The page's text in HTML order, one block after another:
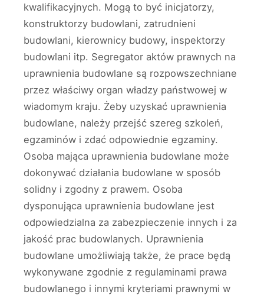
kwalifikacyjnych. Mogą to być inicjatorzy,
konstruktorzy budowlani, zatrudnieni
budowlani, kierownicy budowy, inspektorzy
budowlani itp. Segregator aktów prawnych na
uprawnienia budowlane są rozpowszechniane
przez właściwy organ władzy państwowej w
wiadomym kraju. Żeby uzyskać uprawnienia
budowlane, należy przejść szereg szkoleń,
egzaminów i zdać odpowiednie egzaminy.
Osoba mająca uprawnienia budowlane może
dokonywać działania budowlane w sposób
solidny i zgodny z prawem. Osoba
dysponująca uprawnienia budowlane jest
odpowiedzialna za zabezpieczenie innych i za
jakość prac budowlanych. Uprawnienia
budowlane umożliwiają także, że prace będą
wykonywane zgodnie z regulaminami prawa
budowlanego i innymi kryteriami prawnymi w